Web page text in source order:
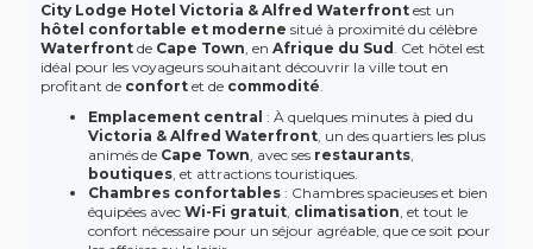
City Lodge Hotel Victoria & Alfred Waterfront est un
hôtel confortable et moderne situé à proximité du célèbre
Waterfront de Cape Town, en Afrique du Sud . Cet hôtel est
idéal pour les voyageurs souhaitant découvrir la ville tout en
profitant de confort et de commodité.
Emplacement central : À quelques minutes à pied du
Victoria & Alfred Waterfront, un des quartiers les plus
animés de Cape Town, avec ses restaurants,
boutiques, et attractions touristiques.
Chambres confortables : Chambres spacieuses et bien
équipées avec Wi-Fi gratuit, climatisation, et tout le
confort nécessaire pour un séjour agréable, que ce soit pour